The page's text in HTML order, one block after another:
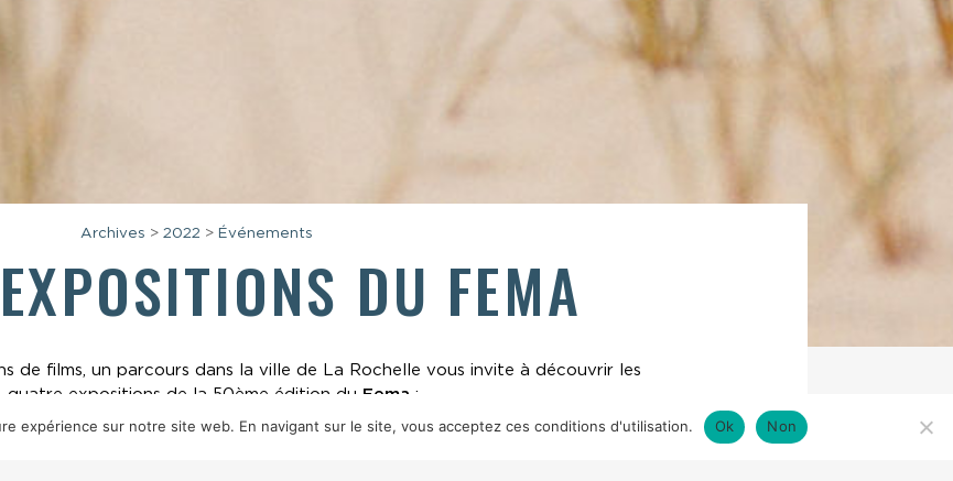
Archives > 2022 > Événements
DU FEMA
de films, un parcours dans la ville de La Rochelle vous invite à découvrir les
quatre expositions de la 50ème édition du Fema :
expérience sur notre site web. En navigant sur le site, vous acceptez ces conditions d'utilisation. Ok Non